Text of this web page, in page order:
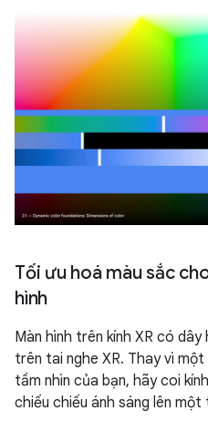
Tối ưu hoá màu sắc
hình
Màn hình trên kính XR có
trên tai nghe XR. Thay vì
tầm nhìn của bạn, hãy coi
chiếu chiếu ánh sáng lên